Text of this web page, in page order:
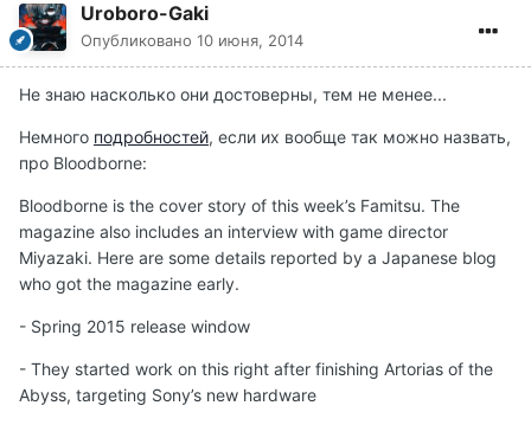
Uroboro-Gaki
Опубликовано 10 июня, 2014
Не знаю насколько они достоверны, тем не менее...
Немного подробностей, если их вообще так можно назвать,
про Bloodborne:
Bloodborne is the cover story of this week’s Famitsu. The
magazine also includes an interview with game director
Miyazaki. Here are some details reported by a Japanese blog
who got the magazine early.
- Spring 2015 release window
- They started work on this right after finishing Artorias of the
Abyss, targeting Sony’s new hardware